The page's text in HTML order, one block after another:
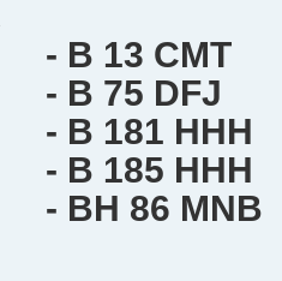
- B 13 CMT
- B 75 DFJ
- B 181 HHH
- B 185 HHH
- BH 86 MNB